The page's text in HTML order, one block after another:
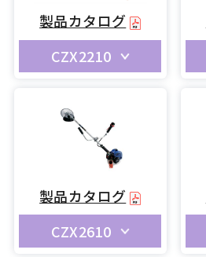
製品カタログ
CZX2210
製品カタログ
CZX2610